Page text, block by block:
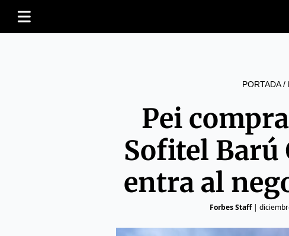
PORTADA/
Pei
Sofitel Barú
entra al
Forbes Staff|